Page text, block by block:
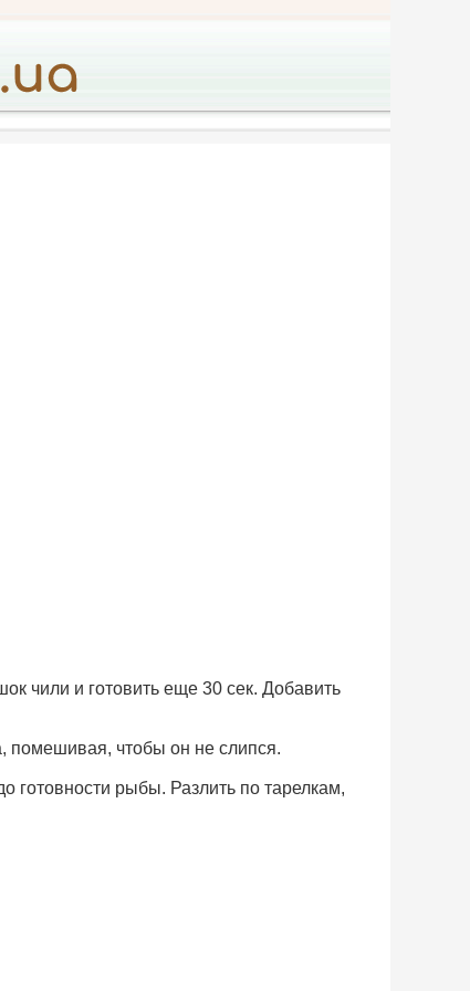
чили и готовить еще 30 сек. Добавить
помешивая, чтобы он не слипся.
готовности рыбы. Разлить по тарелкам,